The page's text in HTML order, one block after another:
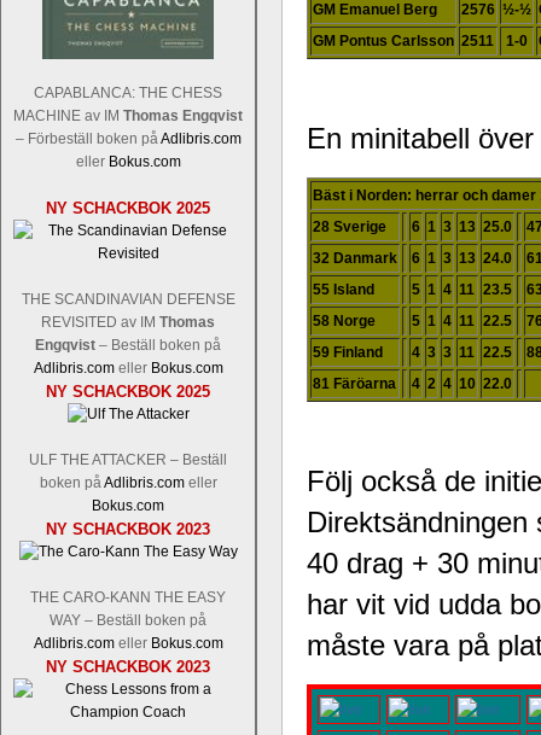
CAPABLANCA: THE CHESS
MACHINE av IM Thomas Engqvist
– Förbeställ boken påAdlibris.com
eller Bokus.com
NY SCHACKBOK 2025
THE SCANDINAVIAN DEFENSE
REVISITED av IM Thomas
Engqvist – Beställ boken på
Adlibris.comeller Bokus.com
NY SCHACKBOK 2025
ULF THE ATTACKER – Beställ
boken påAdlibris.comeller
Bokus.com
NY SCHACKBOK 2023
THE CARO-KANN THE EASY
WAY – Beställ boken på
Adlibris.comeller Bokus.com
NY SCHACKBOK 2023
GM Emanuel Berg
2576 ½-½
GM Pontus Carlsson 2511 1-0
En minitabell
Bäst i Norden: herrar och
28 Sverige
6 1 3 13 25.0
32 Danmark
6 1 3 13 24.0
55 Island
5 1 4 11 23.5
58 Norge
5 1 4 11 22.5
59 Finland
4 3 3 11 22.5
81 Färöarna
4 2 4 10 22.0
Följ också de
40 drag + 30
har vit vid udda
måste vara på